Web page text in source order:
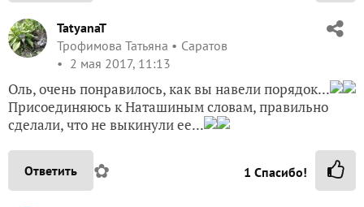
TatyanaT
Трофимова Татьяна
Саратов
2 мая 2017, 11:13
Оль, очень понравилось, как вы навели порядок...
Присоединяюсь к Наташиным словам, правильно
сделали, что не выкинули ее...
Ответить ✿ 1 Спасибо!